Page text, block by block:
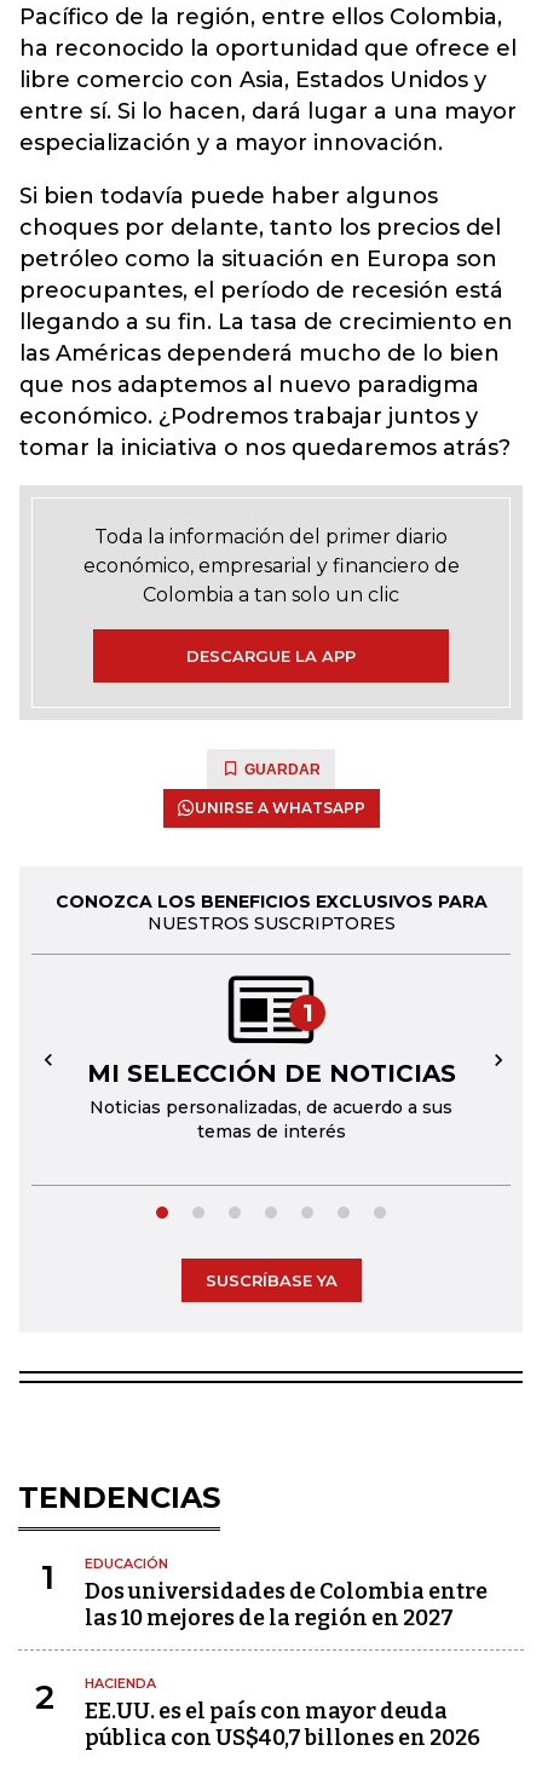
Pacífico de la región, entre ellos Colombia,
ha reconocido la oportunidad que ofrece el
libre comercio con Asia, Estados Unidos y
entre sí. Si lo hacen, dará lugar a una mayor
especialización y a mayor innovación.
Si bien todavía puede haber algunos
choques por delante, tanto los precios del
petróleo como la situación en Europa son
preocupantes, el período de recesión está
llegando a su fin. La tasa de crecimiento en
las Américas dependerá mucho de lo bien
que nos adaptemos al nuevo paradigma
económico. ¿Podremos trabajar juntos y
tomar la iniciativa o nos quedaremos atrás?
Toda la información del primer diario
económico, empresarial y financiero de
Colombia a tan solo un clic
DESCARGUE LA APP
GUARDAR
UNIRSE A WHATSAPP
CONOZCA LOS BENEFICIOS EXCLUSIVOS PARA
NUESTROS SUSCRIPTORES
1
MI SELECCIÓN DE NOTICIAS
Noticias personalizadas, de acuerdo a sus
temas de interés
← →
SUSCRÍBASE YA
TENDENCIAS
1 EDUCACIÓN
Dos universidades de Colombia entre
las 10 mejores de la región en 2027
2 HACIENDA
EE.UU. es el país con mayor deuda
pública con US$40,7 billones en 2026